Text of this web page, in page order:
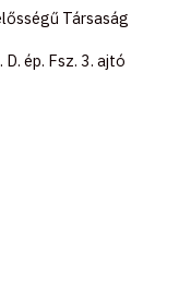
Társaság
ép. Fsz. 3. ajtó